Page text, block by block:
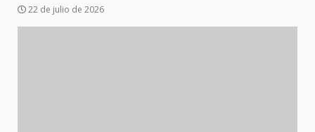
22 de julio de 2026